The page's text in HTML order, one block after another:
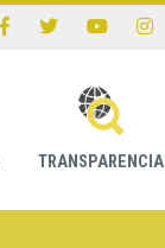
TRANSPARENCIA